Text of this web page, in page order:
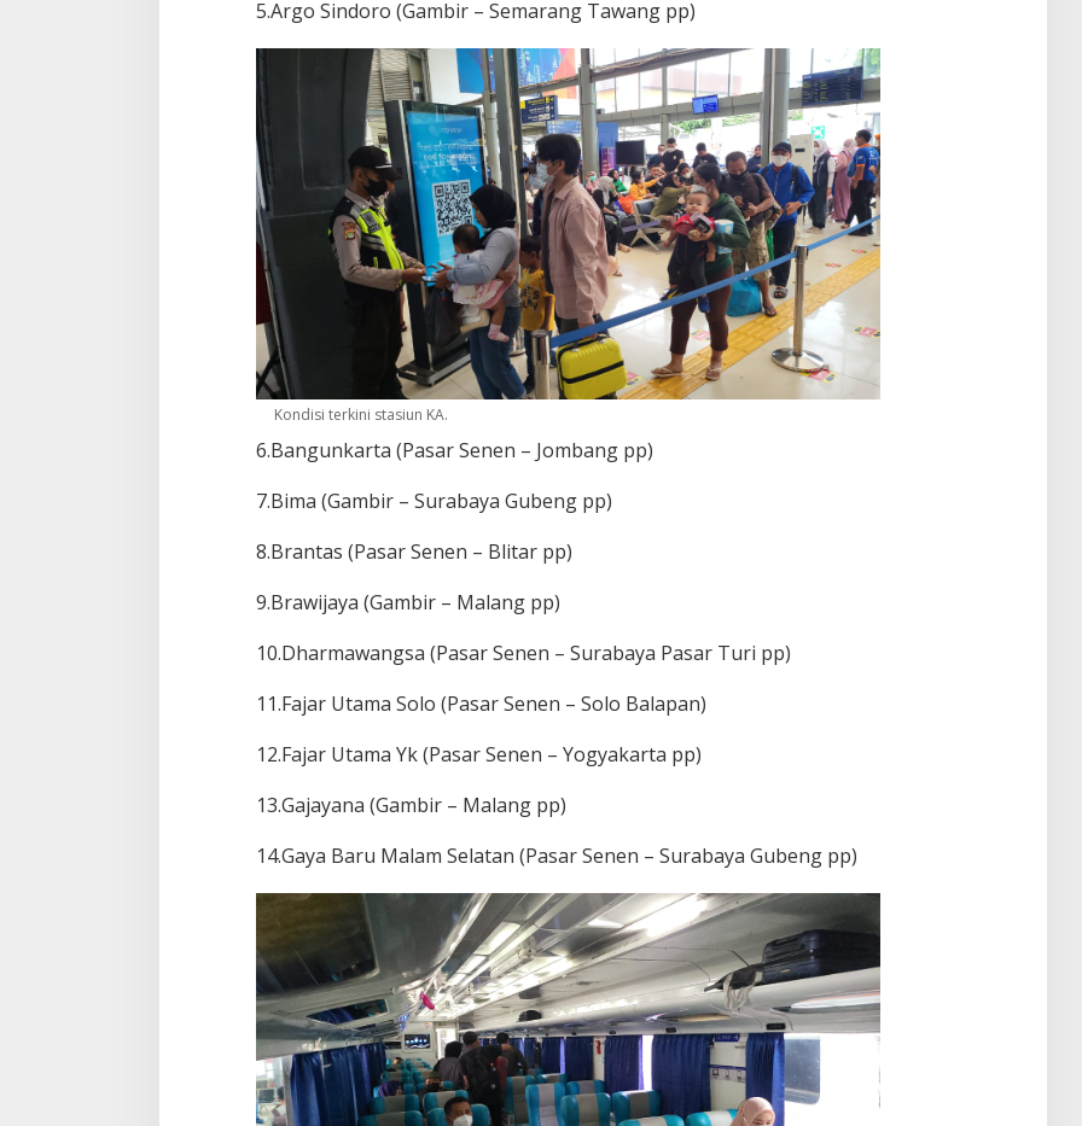
5.Argo Sindoro (Gambir – Semarang Tawang pp)
Kondisi terkini stasiun KA.
6.Bangunkarta (Pasar Senen – Jombang pp)
7.Bima (Gambir – Surabaya Gubeng pp)
8.Brantas (Pasar Senen – Blitar pp)
9.Brawijaya (Gambir – Malang pp)
10.Dharmawangsa (Pasar Senen – Surabaya Pasar Turi pp)
11.Fajar Utama Solo (Pasar Senen – Solo Balapan)
12.Fajar Utama Yk (Pasar Senen – Yogyakarta pp)
13.Gajayana (Gambir – Malang pp)
14.Gaya Baru Malam Selatan (Pasar Senen – Surabaya Gubeng pp)